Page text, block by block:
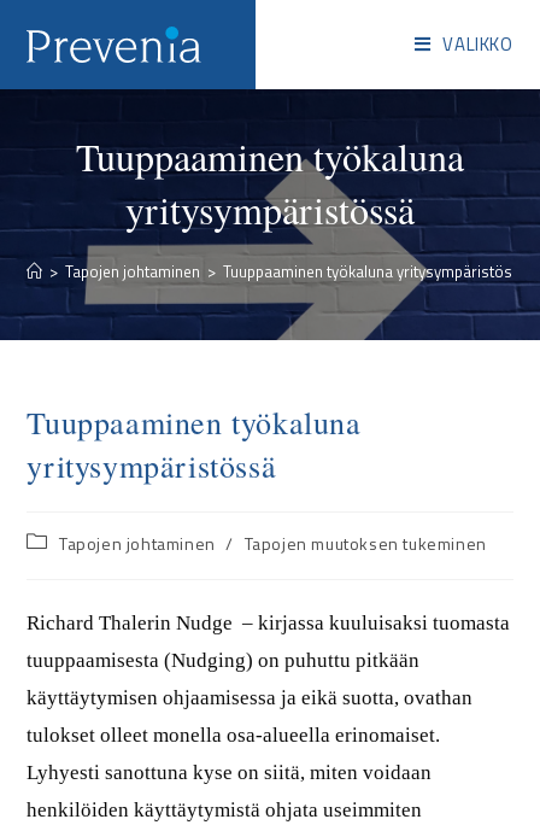
VALIKKO
Tuuppaaminen työkaluna
yritysympäristössä
> Tapojen johtaminen > Tuuppaaminen työkaluna yritysympäristössä
Tuuppaaminen työkaluna
yritysympäristössä
Tapojen johtaminen / Tapojen muutoksen tukeminen
Richard Thalerin Nudge – kirjassa kuuluisaksi tuomasta
tuuppaamisesta (Nudging) on puhuttu pitkään
käyttäytymisen ohjaamisessa ja eikä suotta, ovathan
tulokset olleet monella osa-alueella erinomaiset.
Lyhyesti sanottuna kyse on siitä, miten voidaan
henkilöiden käyttäytymistä ohjata useimmiten